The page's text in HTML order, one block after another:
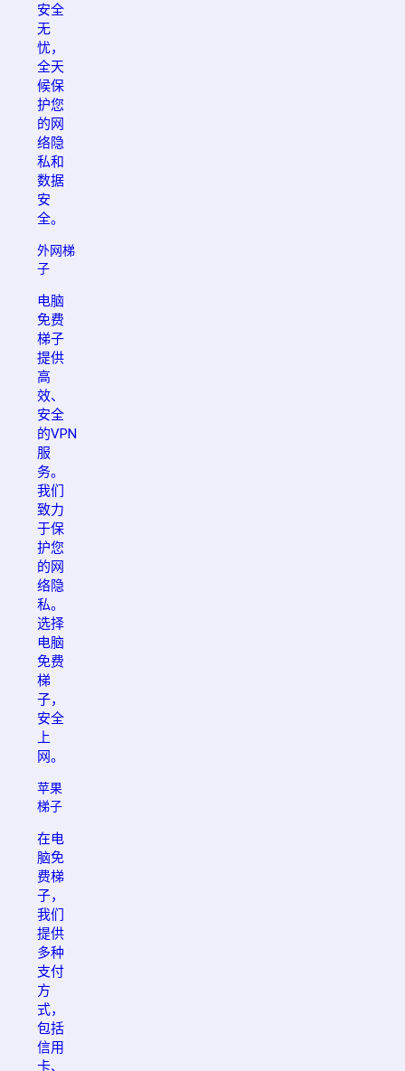
安全
无
忧，
全天
候保
护您
的网
络隐
私和
数据
安
全。
外网梯
子
电脑
免费
梯子
提供
高
效、
安全
的VPN
服
务。
我们
致力
于保
护您
的网
络隐
私。
选择
电脑
免费
梯
子，
安全
上
网。
苹果
梯子
在电
脑免
费梯
子，
我们
提供
多种
支付
方
式，
包括
信用
卡、